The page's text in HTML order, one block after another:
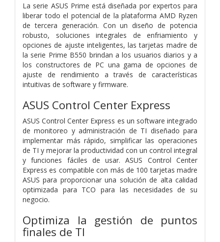
La serie ASUS Prime está diseñada por expertos para
liberar todo el potencial de la plataforma AMD Ryzen
de tercera generación. Con un diseño de potencia
robusto, soluciones integrales de enfriamiento y
opciones de ajuste inteligentes, las tarjetas madre de
la serie Prime B550 brindan a los usuarios diarios y a
los constructores de PC una gama de opciones de
ajuste de rendimiento a través de características
intuitivas de software y firmware.
ASUS Control Center Express
ASUS Control Center Express es un software integrado
de monitoreo y administración de TI diseñado para
implementar más rápido, simplificar las operaciones
de TI y mejorar la productividad con un control integral
y funciones fáciles de usar. ASUS Control Center
Express es compatible con más de 100 tarjetas madre
ASUS para proporcionar una solución de alta calidad
optimizada para TCO para las necesidades de su
negocio.
Optimiza la gestión de puntos
finales de TI